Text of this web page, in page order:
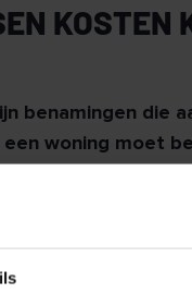
KOSTEN
benamingen die
woning moet